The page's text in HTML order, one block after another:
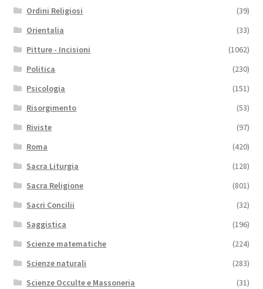
Ordini Religiosi
(39)
Orientalia
(33)
Pitture - Incisioni
(1062)
Politica
(230)
Psicologia
(151)
Risorgimento
(53)
Riviste
(97)
Roma
(420)
Sacra Liturgia
(128)
Sacra Religione
(801)
Sacri Concilii
(32)
Saggistica
(196)
Scienze matematiche
(224)
Scienze naturali
(283)
Scienze Occulte e Massoneria
(31)